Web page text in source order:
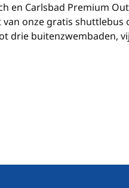
en Carlsbad Premium
onze gratis shuttlebus
drie buitenzwembaden,